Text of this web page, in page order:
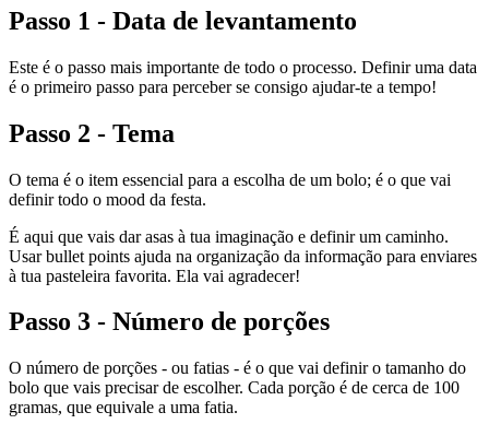
Passo 1 - Data de levantamento
Este é o passo mais importante de todo o processo. Definir uma data
é o primeiro passo para perceber se consigo ajudar-te a tempo!
Passo 2 - Tema
O tema é o item essencial para a escolha de um bolo; é o que vai
definir todo o mood da festa.
É aqui que vais dar asas à tua imaginação e definir um caminho.
Usar bullet points ajuda na organização da informação para enviares
à tua pasteleira favorita. Ela vai agradecer!
Passo 3 - Número de porções
O número de porções - ou fatias - é o que vai definir o tamanho do
bolo que vais precisar de escolher. Cada porção é de cerca de 100
gramas, que equivale a uma fatia.